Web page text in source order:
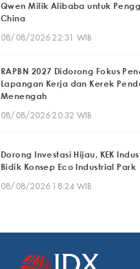
Qwen Milik Alibaba untuk
China
08/08/2026 22:31 WIB
RAPBN 2027 Didorong Fokus
Lapangan Kerja dan Kerek
Menengah
08/08/2026 20:32 WIB
Dorong Investasi Hijau, KEK
Bidik Konsep Eco Industrial Park
08/08/2026 18:24 WIB